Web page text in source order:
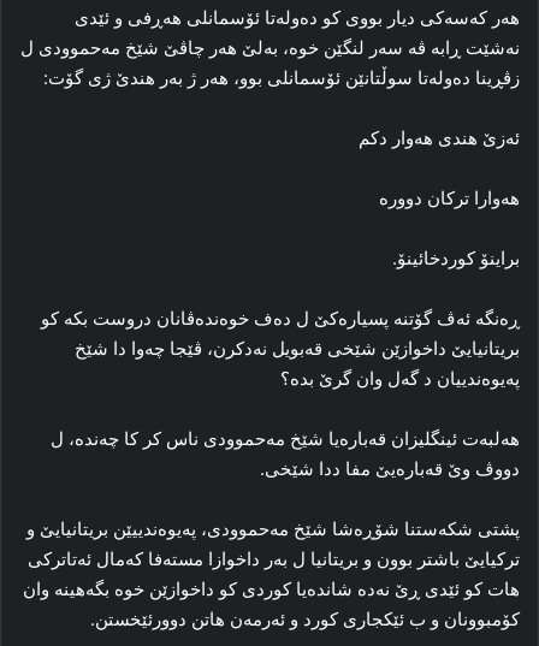
هەر کەسەکی دیار بووی کو دەولەتا ئۆسمانلی هەڕفی و ئێدی
نەشێت ڕابە ڤە سەر لنگێن خوە، بەلێ هەر چاڤێ شێخ مەحموودی ل
زڤڕینا دەولەتا سوڵتانێن ئۆسمانلی بوو، هەر ژ بەر هندێ ژی گۆت:
ئەزێ هندی هەوار دکم
هەوارا ترکان دوورە
براینۆ کوردخائینۆ.
ڕەنگە ئەڤ گۆتنە پسیارەکێ ل دەف خوەندەڤانان دروست بکە کو
بریتانیایێ داخوازێن شێخی قەبویل نەدکرن، ڤێجا چەوا دا شێخ
پەیوەندییان د گەل وان گرێ بدە؟
هەلبەت ئینگلیزان قەبارەیا شێخ مەحموودی ناس کر کا چەندە، ل
دووڤ وێ قەبارەیێ مفا ددا شێخی.
پشتی شکەستنا شۆڕەشا شێخ مەحموودی، پەیوەندییێن بریتانیایێ و
ترکیایێ باشتر بوون و بریتانیا ل بەر داخوازا مستەفا کەمال ئەتاترکی
هات کو ئێدی ڕێ نەدە شاندەیا کوردی کو داخوازێن خوە بگەهینە وان
کۆمبوونان و ب ئێکجاری کورد و ئەرمەن هاتن دوورئێخستن.